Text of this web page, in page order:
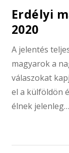
Erdélyi
2020
A jelentés
magyarok a
válaszokat
el a külföldön
élnek jelenleg…